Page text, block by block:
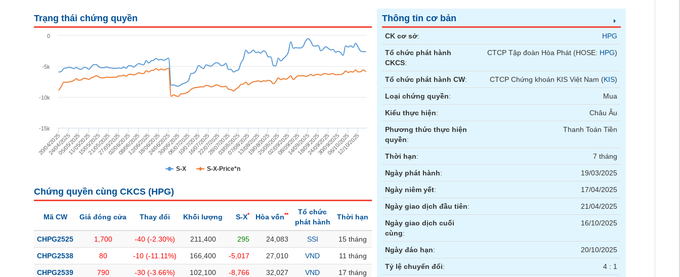
Trạng thái chứng quyền
S-X S-X-Price*n
20/04/2025
24/04/2025
05/05/2025
11/05/2025
15/05/2025
21/05/2025
27/05/2025
02/06/2025
08/06/2025
12/06/2025
18/06/2025
24/06/2025
30/06/2025
06/07/2025
10/07/2025
16/07/2025
22/07/2025
28/07/2025
03/08/2025
07/08/2025
13/08/2025
19/08/2025
25/08/2025
02/09/2025
08/09/2025
14/09/2025
18/09/2025
24/09/2025
30/09/2025
06/10/2025
12/10/2025
-10k
-5k
0
-15k
Chứng quyền cùng CKCS (HPG)
Mã CW Giá đóng cửa Thay đổi Khối lượng S-X* Hòa vốn**
Tổ chức
phát hành
Thời hạn
CHPG2525 1,700 -40 (-2.30%) 211,400 295 24,083 SSI 15 tháng
CHPG2538 80 -10 (-11.11%) 166,400 -5,017 27,010 VND 11 tháng
CHPG2539 790 -30 (-3.66%) 102,100 -8,766 32,027 VND 17 tháng
Thông tin cơ bản
CK cơ sở: HPG
Tổ chức phát hành
CKCS:
CTCP Tập đoàn Hòa Phát (HOSE: HPG)
Tổ chức phát hành CW: CTCP Chứng khoán KIS Việt Nam (KIS)
Loại chứng quyền: Mua
Kiểu thực hiện: Châu Âu
Phương thức thực hiện
quyền:
Thanh Toán Tiền
Thời hạn: 7 tháng
Ngày phát hành: 19/03/2025
Ngày niêm yết: 17/04/2025
Ngày giao dịch đầu tiên: 21/04/2025
Ngày giao dịch cuối
cùng:
16/10/2025
Ngày đáo hạn: 20/10/2025
Tỷ lệ chuyển đổi: 4 : 1
NGUYÊN VẬT LIỆU
TIÊU DÙNG KHÔNG THIẾT YẾU
TIÊU DÙNG THIẾT YẾU
CÔNG NGHỆ THÔNG TIN
BẤT ĐỘNG SẢN
Mã chứng khoán(-)
Cổ phiếu Chỉ số Chứng chỉ quỹ Chứng quyền Hợp đồng tương lai Trái phiếu